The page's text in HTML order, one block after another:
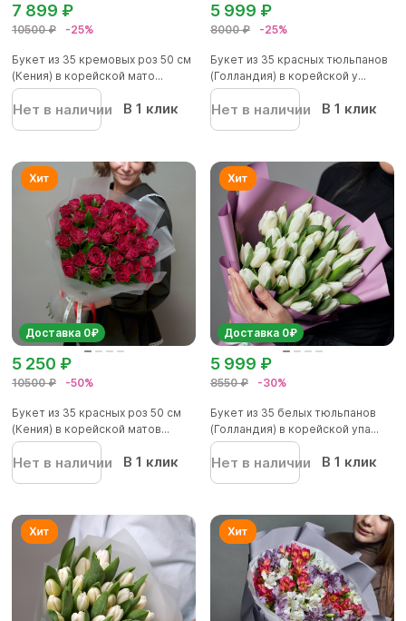
10500 ₽ -25%
7 899 ₽
Букет из 35 кремовых роз 50 см
(Кения) в корейской мато...
Нет в наличии В 1 клик
8000 ₽ -25%
5 999 ₽
Букет из 35 красных тюльпанов
(Голландия) в корейской у...
Нет в наличии В 1 клик
Доставка 0₽
10500 ₽ -50%
5 250 ₽
Букет из 35 красных роз 50 см
(Кения) в корейской матов...
Нет в наличии В 1 клик
Доставка 0₽
8550 ₽ -30%
5 999 ₽
Букет из 35 белых тюльпанов
(Голландия) в корейской упа...
Нет в наличии В 1 клик